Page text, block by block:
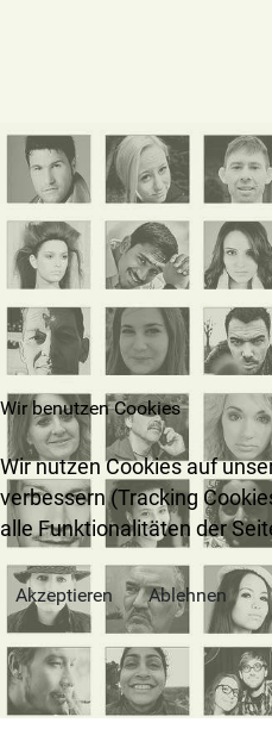
Wir benutzen Cookies
Wir nutzen Cookies auf
verbessern (Tracking
alle Funktionalitäten der
Akzeptieren
Ablehnen